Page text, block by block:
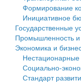
Государственные
Промышленность
Экономика и
Символика
Устав
Гостям округа
Туризм
муниципального
Администрация
Тверской области
Управление
Финансовое
Бюджет для
Имущество
Выявление
Формирование
Инициативное
Государственные
Промышленность
Экономика и
Нестационарные
Социально-
Стандарт